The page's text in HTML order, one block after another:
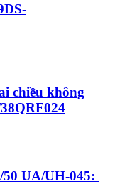
chiều không
UA/UH-045: